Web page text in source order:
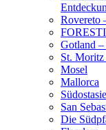
Rovereto
Gotland –
St. Moritz
Mosel
Mallorca
San
Die